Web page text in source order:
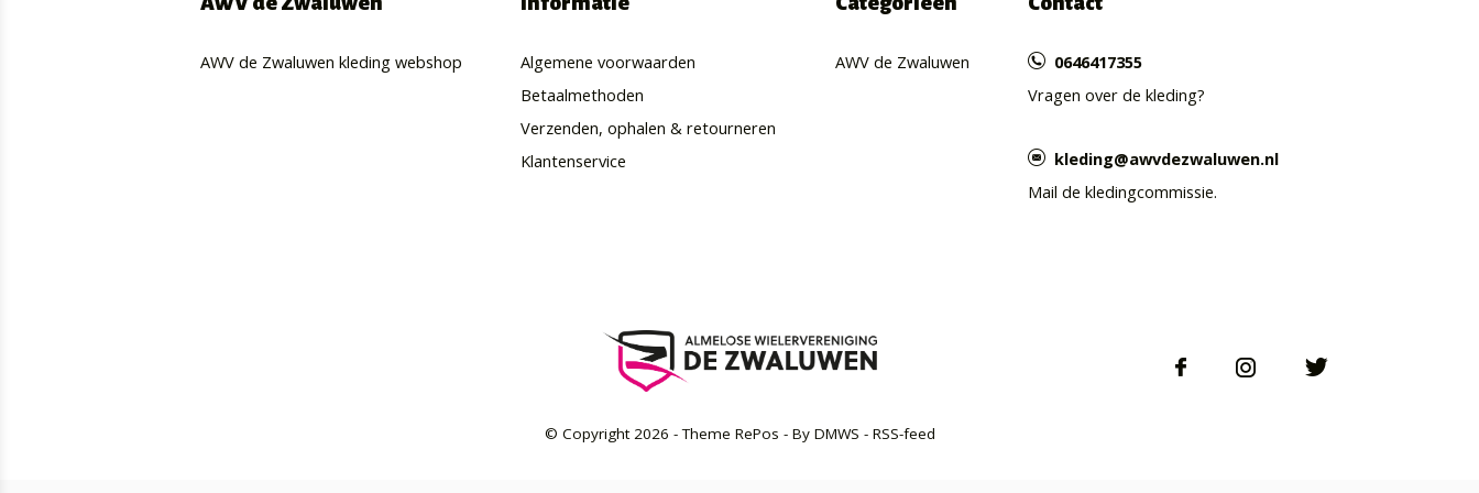
AWV de Zwaluwen kleding webshop
Algemene voorwaarden
Betaalmethoden
Verzenden, ophalen & retourneren
Klantenservice
AWV de Zwaluwen
0646417355
Vragen over de kleding?
kleding@awvdezwaluwen.nl
Mail de kledingcommissie.
© Copyright2026 - Theme RePos - By DMWS - RSS-feed